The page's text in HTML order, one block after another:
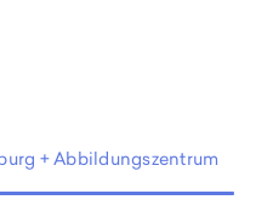
+ Abbildungszentrum